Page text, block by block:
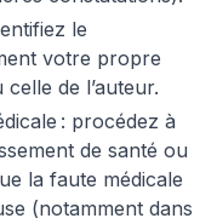
le
votre propre
de l’auteur.
: procédez à
de santé ou
la faute médicale
(notamment dans